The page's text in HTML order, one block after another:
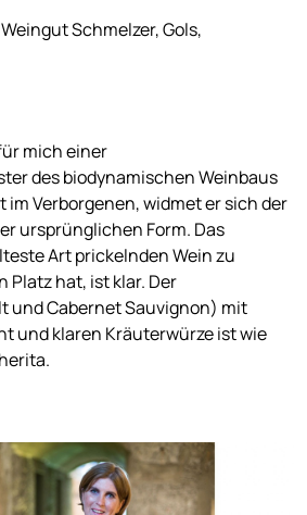
Schmelzer, Gols,
mich einer
des biodynamischen Weinbaus
im Verborgenen, widmet er sich der
ursprünglichen Form. Das
Art prickelnden Wein zu
Platz hat, ist klar. Der
und Cabernet Sauvignon) mit
und klaren Kräuterwürze ist wie